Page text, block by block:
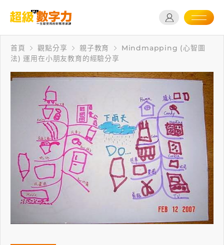
首頁 觀點分享 親子教育
Mindmapping (心智圖
法) 運用在小朋友教育的經驗分享